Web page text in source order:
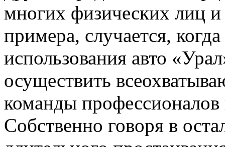
многих физических лиц
примера, случается,
использования авто
осуществить
команды
Собственно говоря в